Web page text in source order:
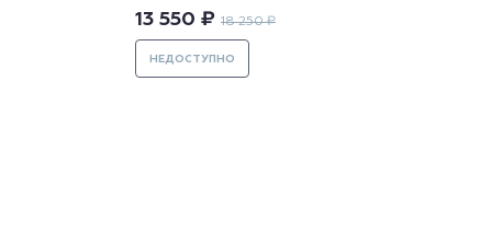
13 550 ₽ 18 250 ₽
НЕДОСТУПНО